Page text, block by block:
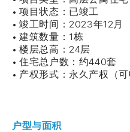
• 项目状态：已竣工
• 竣工时间：2023年12月
• 建筑数量：1栋
• 楼层总高：24层
• 住宅总户数：约440套
• 产权形式：永久产权（可
户型与面积